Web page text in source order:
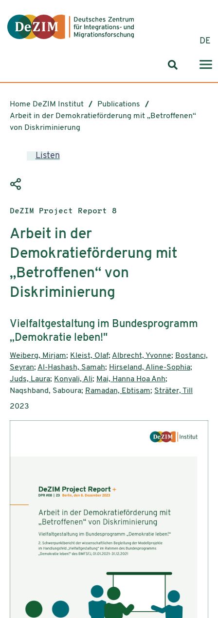
DE
Search
Home DeZIM Institut
Publications
Arbeit in der Demokratieförderung mit „Betroffenen“
von Diskriminierung
Listen
Publication type:
DeZIM Project Report 8
Arbeit in der
Demokratieförderung mit
„Betroffenen“ von
Diskriminierung
Subtitle:
Vielfaltgestaltung im Bundesprogramm
„Demokratie leben!"
Authors:
Weiberg, Mirjam; Kleist, Olaf; Albrecht, Yvonne; Bostancı,
Seyran; Al-Hashash, Samah; Hirseland, Aline-Sophia;
Juds, Laura; Konyali, Ali; Mai, Hanna Hoa Anh;
Naqshband, Saboura; Ramadan, Ebtisam; Sträter, Till
Publication year:
2023